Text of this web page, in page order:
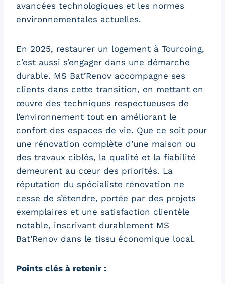
avancées technologiques et les normes
environnementales actuelles.
En 2025, restaurer un logement à Tourcoing,
c’est aussi s’engager dans une démarche
durable. MS Bat’Renov accompagne ses
clients dans cette transition, en mettant en
œuvre des techniques respectueuses de
l’environnement tout en améliorant le
confort des espaces de vie. Que ce soit pour
une rénovation complète d’une maison ou
des travaux ciblés, la qualité et la fiabilité
demeurent au cœur des priorités. La
réputation du spécialiste rénovation ne
cesse de s’étendre, portée par des projets
exemplaires et une satisfaction clientèle
notable, inscrivant durablement MS
Bat’Renov dans le tissu économique local.
Points clés à retenir :